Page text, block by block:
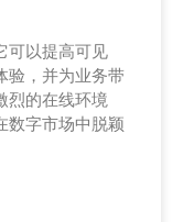
可以提高可见
验，并为业务带
烈的在线环境
数字市场中脱颖